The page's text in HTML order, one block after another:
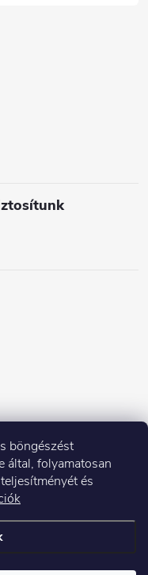
böngészést
által, folyamatosan
és
jog fenntartva.